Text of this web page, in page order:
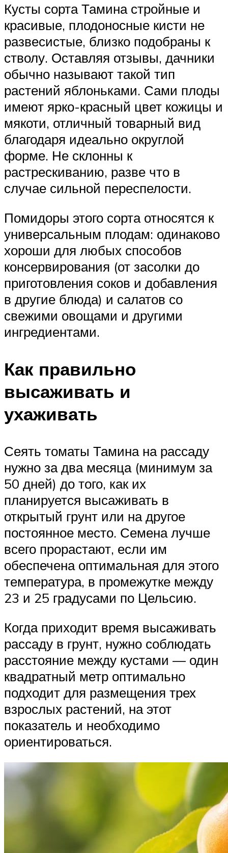
Кусты сорта Тамина стройные и
красивые, плодоносные кисти не
развесистые, близко подобраны к
стволу. Оставляя отзывы, дачники
обычно называют такой тип
растений яблоньками. Сами плоды
имеют ярко-красный цвет кожицы и
мякоти, отличный товарный вид
благодаря идеально округлой
форме. Не склонны к
растрескиванию, разве что в
случае сильной переспелости.
Помидоры этого сорта относятся к
универсальным плодам: одинаково
хороши для любых способов
консервирования (от засолки до
приготовления соков и добавления
в другие блюда) и салатов со
свежими овощами и другими
ингредиентами.
Как правильно
высаживать и
ухаживать
Сеять томаты Тамина на рассаду
нужно за два месяца (минимум за
50 дней) до того, как их
планируется высаживать в
открытый грунт или на другое
постоянное место. Семена лучше
всего прорастают, если им
обеспечена оптимальная для этого
температура, в промежутке между
23 и 25 градусами по Цельсию.
Когда приходит время высаживать
рассаду в грунт, нужно соблюдать
расстояние между кустами — один
квадратный метр оптимально
подходит для размещения трех
взрослых растений, на этот
показатель и необходимо
ориентироваться.